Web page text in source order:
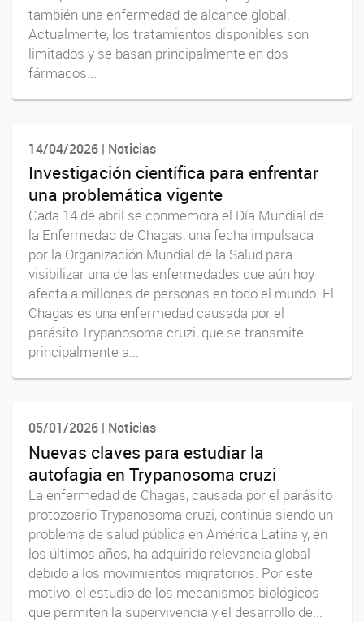
también una enfermedad de alcance global.
Actualmente, los tratamientos disponibles son
limitados y se basan principalmente en dos
fármacos...
14/04/2026 | Noticias
Investigación científica para enfrentar
una problemática vigente
Cada 14 de abril se conmemora el Día Mundial de
la Enfermedad de Chagas, una fecha impulsada
por la Organización Mundial de la Salud para
visibilizar una de las enfermedades que aún hoy
afecta a millones de personas en todo el mundo. El
Chagas es una enfermedad causada por el
parásito Trypanosoma cruzi, que se transmite
principalmente a...
05/01/2026 | Noticias
Nuevas claves para estudiar la
autofagia en Trypanosoma cruzi
La enfermedad de Chagas, causada por el parásito
protozoario Trypanosoma cruzi, continúa siendo un
problema de salud pública en América Latina y, en
los últimos años, ha adquirido relevancia global
debido a los movimientos migratorios. Por este
motivo, el estudio de los mecanismos biológicos
que permiten la supervivencia y el desarrollo de...